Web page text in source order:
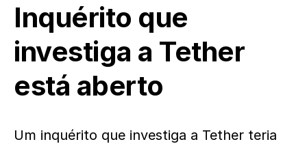
Inquérito que
investiga a Tether
está aberto
Um inquérito que investiga a Tether teria